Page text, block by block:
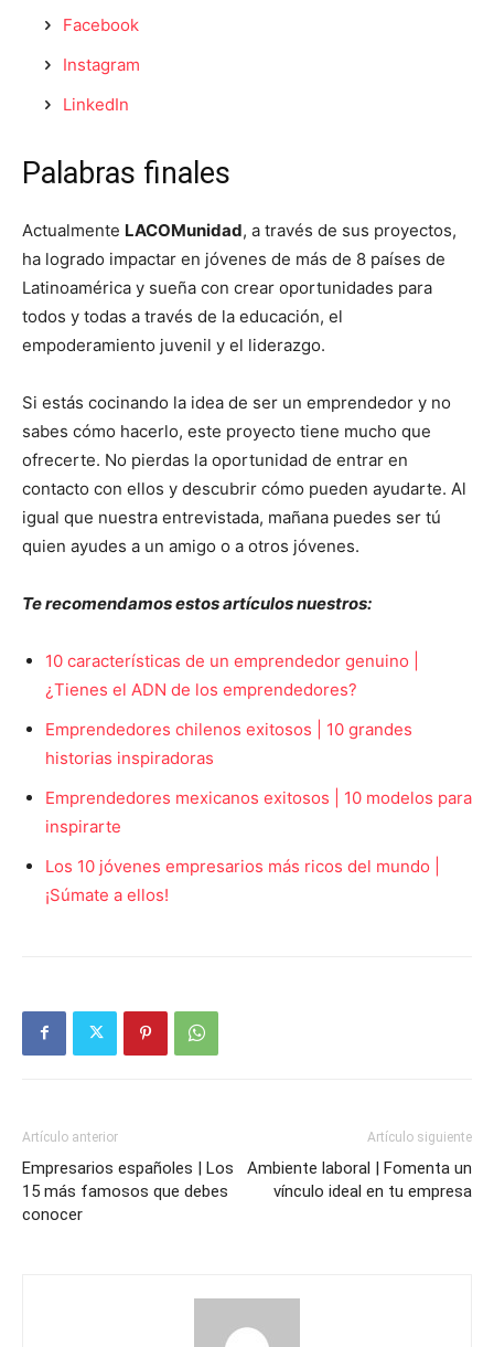
Facebook
Instagram
LinkedIn
Palabras finales
Actualmente LACOMunidad, a través de sus proyectos,
ha logrado impactar en jóvenes de más de 8 países de
Latinoamérica y sueña con crear oportunidades para
todos y todas a través de la educación, el
empoderamiento juvenil y el liderazgo.
Si estás cocinando la idea de ser un emprendedor y no
sabes cómo hacerlo, este proyecto tiene mucho que
ofrecerte. No pierdas la oportunidad de entrar en
contacto con ellos y descubrir cómo pueden ayudarte. Al
igual que nuestra entrevistada, mañana puedes ser tú
quien ayudes a un amigo o a otros jóvenes.
Te recomendamos estos artículos nuestros:
10 características de un emprendedor genuino |
¿Tienes el ADN de los emprendedores?
Emprendedores chilenos exitosos | 10 grandes
historias inspiradoras
Emprendedores mexicanos exitosos | 10 modelos para
inspirarte
Los 10 jóvenes empresarios más ricos del mundo |
¡Súmate a ellos!
Artículo anterior
Empresarios españoles | Los
15 más famosos que debes
conocer
Artículo siguiente
Ambiente laboral | Fomenta un
vínculo ideal en tu empresa